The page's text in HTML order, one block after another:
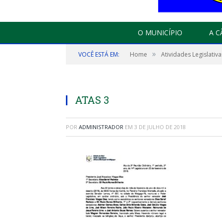
O MUNICÍPIO A
VOCÊ ESTÁ EM: Home » Atividades
ATAS 3
POR ADMINISTRADOR EM 3 DE JULHO DE 2018